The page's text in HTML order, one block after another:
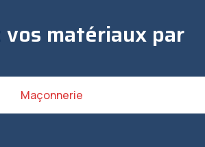
matériaux par
Maçonnerie